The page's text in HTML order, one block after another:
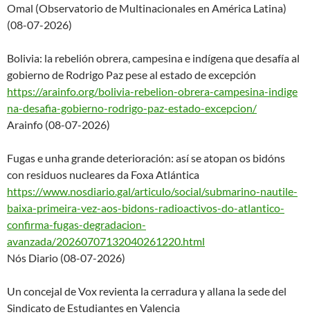
Omal (Observatorio de Multinacionales en América Latina)
(08-07-2026)
Bolivia: la rebelión obrera, campesina e indígena que desafía al
gobierno de Rodrigo Paz pese al estado de excepción
https://arainfo.org/bolivia-rebelion-obrera-campesina-indige
na-desafia-gobierno-rodrigo-paz-estado-excepcion/
Arainfo (08-07-2026)
Fugas e unha grande deterioración: así se atopan os bidóns
con residuos nucleares da Foxa Atlántica
https://www.nosdiario.gal/articulo/social/submarino-nautile-
baixa-primeira-vez-aos-bidons-radioactivos-do-atlantico-
confirma-fugas-degradacion-
avanzada/20260707132040261220.html
Nós Diario (08-07-2026)
Un concejal de Vox revienta la cerradura y allana la sede del
Sindicato de Estudiantes en Valencia